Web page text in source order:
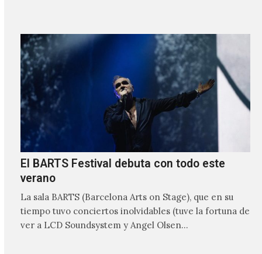
El BARTS Festival debuta con todo este
verano
La sala BARTS (Barcelona Arts on Stage), que en su
tiempo tuvo conciertos inolvidables (tuve la fortuna de
ver a LCD Soundsystem y Angel Olsen…